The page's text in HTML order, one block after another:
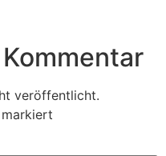
veröffentlicht.
markiert